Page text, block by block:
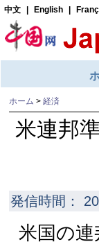
ホーム > 経済
米連邦
発信時間：
米国の